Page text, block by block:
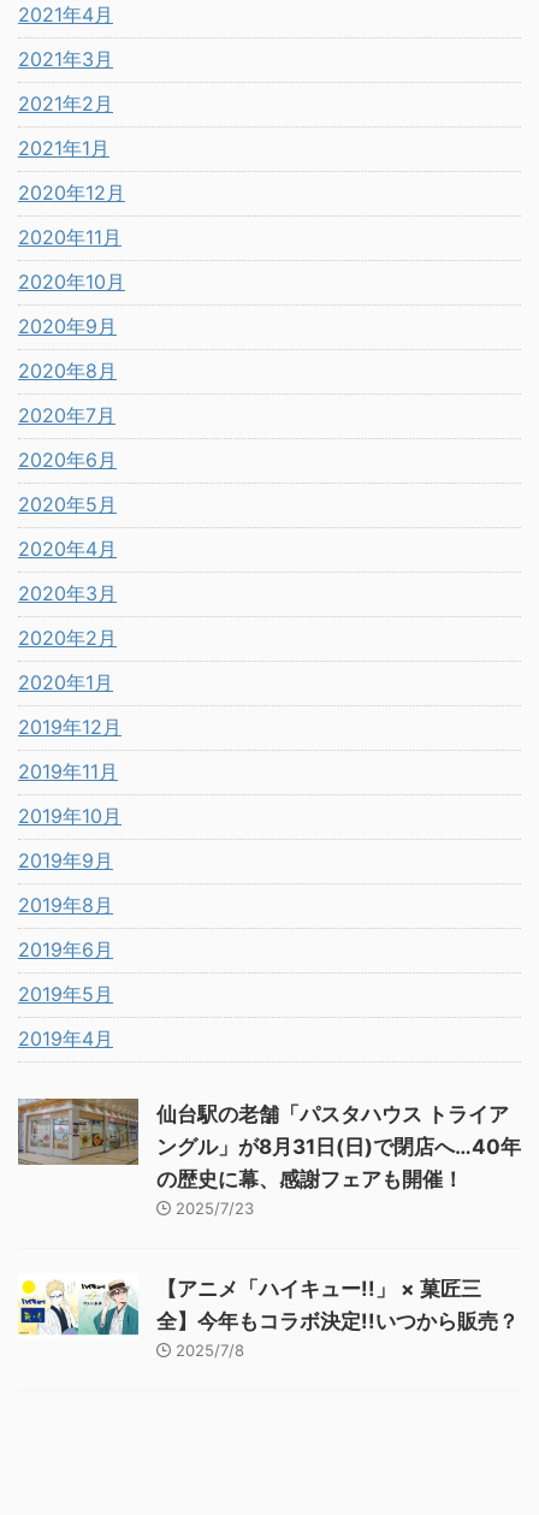
2021年4月
2021年3月
2021年2月
2021年1月
2020年12月
2020年11月
2020年10月
2020年9月
2020年8月
2020年7月
2020年6月
2020年5月
2020年4月
2020年3月
2020年2月
2020年1月
2019年12月
2019年11月
2019年10月
2019年9月
2019年8月
2019年6月
2019年5月
2019年4月
仙台駅の老舗「パスタハウス トライア
ングル」が8月31日(日)で閉店へ…40年
の歴史に幕、感謝フェアも開催！
2025/7/23
【アニメ「ハイキュー!!」 × 菓匠三
全】今年もコラボ決定!!いつから販売？
2025/7/8